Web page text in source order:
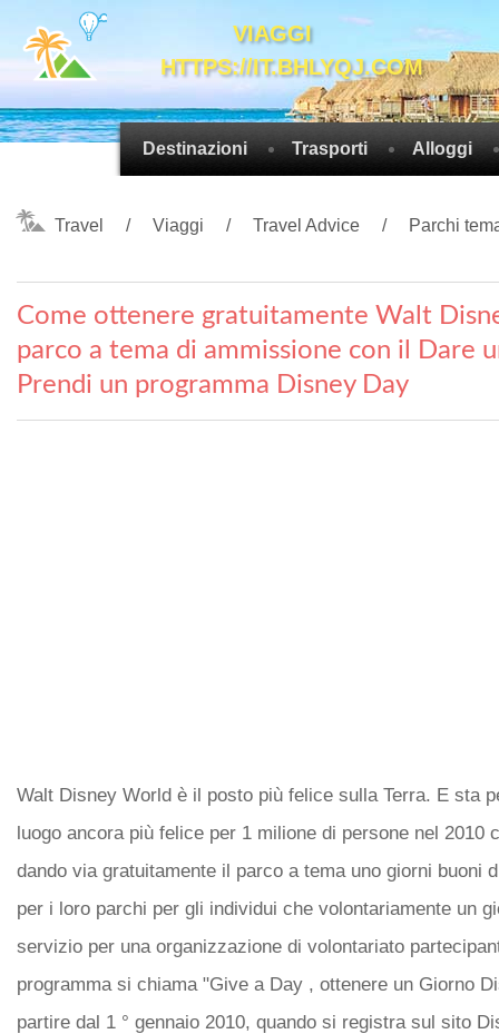
VIAGGI
HTTPS://IT.BHLYQJ.COM
Destinazioni Trasporti Alloggi
Travel Viaggi Travel Advice Parchi
Come ottenere gratuitamente Walt
parco a tema di ammissione con il Dare
Prendi un programma Disney Day
Walt Disney World è il posto più felice sulla Terra. E sta
luogo ancora più felice per 1 milione di persone nel 2010
dando via gratuitamente il parco a tema uno giorni buoni
per i loro parchi per gli individui che volontariamente un
servizio per una organizzazione di volontariato
programma si chiama "Give a Day , ottenere un Giorno
partire dal 1 ° gennaio 2010, quando si registra sul sito